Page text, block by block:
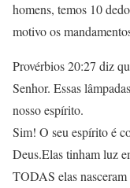
homens, temos 10
motivo os
Provérbios 20:27 diz
Senhor. Essas
nosso espírito.
Sim! O seu espírito é
Deus.Elas tinham luz
TODAS elas